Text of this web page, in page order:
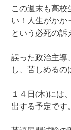
この週末も高校
い！人生がかか
という必死の訴
誤った政治主導
し、苦しめるの
１４日(木)には
出する予定です。